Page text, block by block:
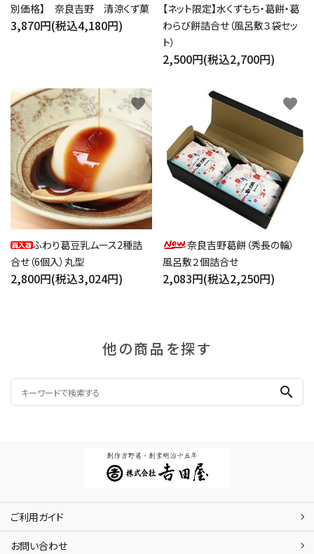
別価格】 奈良吉野 清涼くず菓
3,870円(税込4,180円)
【ネット限定】水くずもち・葛餅・葛
わらび餅詰合せ（風呂敷３袋セッ
ト）
2,500円(税込2,700円)
ふわり葛豆乳ムース2種詰
合せ（6個入）丸型
2,800円(税込3,024円)
favorite
奈良吉野葛餅（秀長の輪）
風呂敷２個詰合せ
2,083円(税込2,250円)
favorite
他の商品を探す
search
ご利用ガイド
お問い合わせ